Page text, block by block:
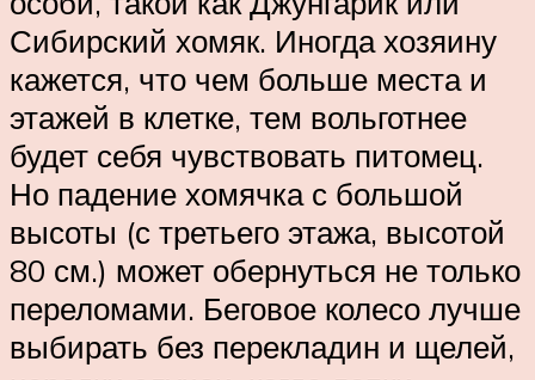
Сибирский хомяк. Иногда хозяину
кажется, что чем больше места и
этажей в клетке, тем вольготнее
будет себя чувствовать питомец.
Но падение хомячка с большой
высоты (с третьего этажа, высотой
80 см.) может обернуться не только
переломами. Беговое колесо лучше
выбирать без перекладин и щелей,